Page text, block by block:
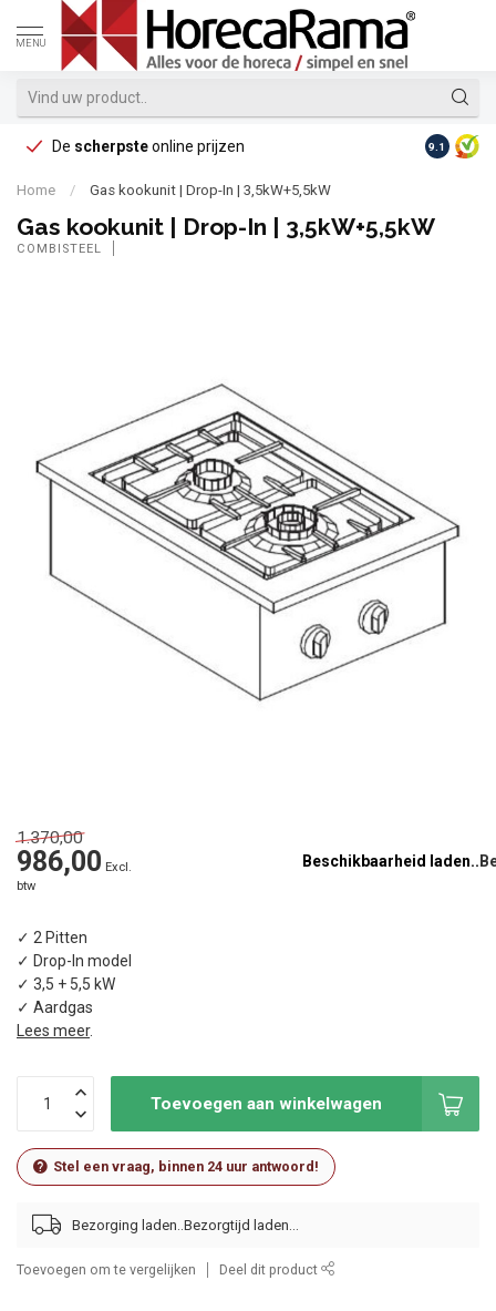
MENU
De scherpsteonline prijzen Op
9.1
Home / Gas kookunit | Drop-In | 3,5kW+5,5kW
Gas kookunit | Drop-In | 3,5kW+5,5kW
COMBISTEEL
1.370,00
986,00 Excl.
btw
Beschikbaarheid laden..
✓ 2 Pitten
✓ Drop-In model
✓ 3,5 + 5,5 kW
✓ Aardgas
Lees meer.
Toevoegen aan winkelwagen
Stel een vraag, binnen 24 uur antwoord!
Bezorging laden..
Toevoegen om te vergelijken Deel dit product